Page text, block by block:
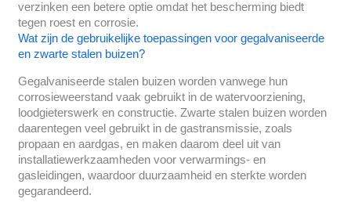
verzinken een betere optie omdat het bescherming biedt
tegen roest en corrosie.
Wat zijn de gebruikelijke toepassingen voor gegalvaniseerde
en zwarte stalen buizen?
Gegalvaniseerde stalen buizen worden vanwege hun
corrosieweerstand vaak gebruikt in de watervoorziening,
loodgieterswerk en constructie. Zwarte stalen buizen worden
daarentegen veel gebruikt in de gastransmissie, zoals
propaan en aardgas, en maken daarom deel uit van
installatiewerkzaamheden voor verwarmings- en
gasleidingen, waardoor duurzaamheid en sterkte worden
gegarandeerd.